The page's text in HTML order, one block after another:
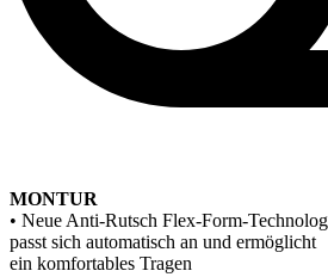
MONTUR
• Neue Anti-Rutsch Flex-Form-
passt sich automatisch an und ermöglicht
ein komfortables Tragen